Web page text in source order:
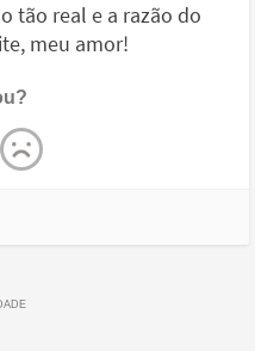
tão real e a razão do
meu amor!